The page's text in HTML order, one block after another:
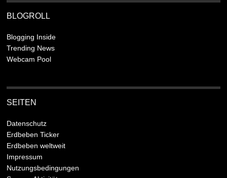
BLOGROLL
Blogging Inside
Trending News
Webcam Pool
SEITEN
Datenschutz
Erdbeben Ticker
Erdbeben weltweit
Impressum
Nutzungsbedingungen